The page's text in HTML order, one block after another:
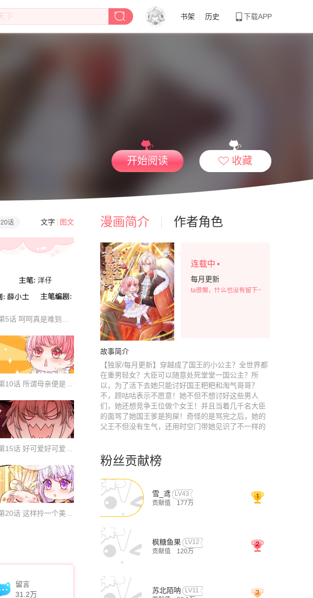
书架 历史 下载APP
开始阅读 收藏
话 文字 图文
第5话 呵呵真是难到怀疑人生
第10话 所谓母亲便是永远保护她
第20话 这样拎一个美少婴好吗
留言
31.2万
漫画简介 作者角色
连载中 ·
每月更新
ta很懒，什么也没有留下~
故事简介
【独家/每月更新】穿越成了国王的小公主？全世界都
在重男轻女？大臣可以随意处死堂堂一国公主？所
以，为了活下去她只能讨好国王粑粑和淘气哥哥？
不，顾咕咕表示不愿意！她不但不想讨好这些男人
们，她还想竞争王位做个女王！并且当着几千名大臣
的面骂了她国王爹是狗屎！奇怪的是骂完之后，她的
父王不但没有生气，还用时空门带她见识了不一样的
粉丝贡献榜
雪_鸢
LV43
贡献值
177万
枫糖鱼果
LV12
贡献值
120万
苏北陌呐
LV11